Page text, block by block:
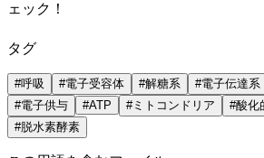
ェック！
タグ
#呼吸 #電子受容体 #解糖系 #電子伝達系
#電子供与 #ATP #ミトコンドリア #酸化
#脱水素酵素